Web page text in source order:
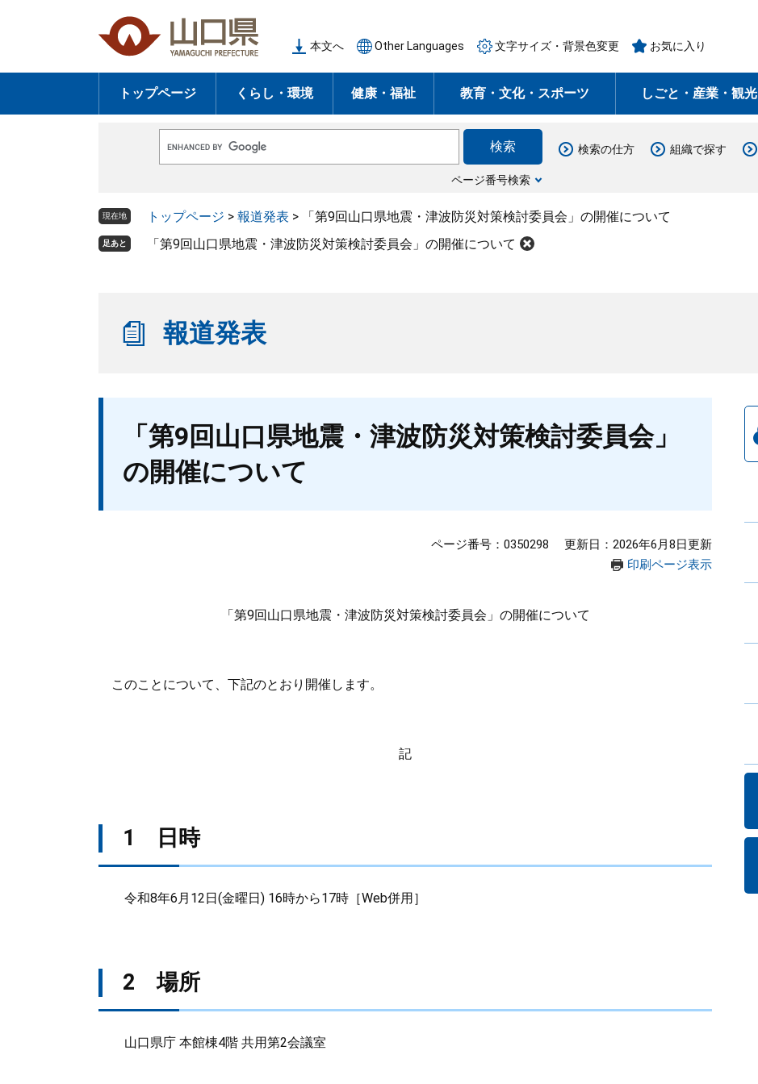
の
頭
ー
飛
本文へ Other Languages 文字サイズ・背景色変更 お気に入り
トップページ くらし・環境 健康・福祉 教育・文化・スポーツ しごと・産業・観光
o
e
ス
ページ番号検索
検索の仕方 組織で探す
現在地 トップページ > 報道発表 > 「第9回山口県地震・津波防災対策検討委員会」の開催について
足あと 「第9回山口県地震・津波防災対策検討委員会」の開催について
報道発表
「第9回山口県地震・津波防災対策検討委員会」
の開催について
ページ番号：0350298
更新日：2026年6月8日更新
印刷ページ表示
「第9回山口県地震・津波防災対策検討委員会」の開催について
このことについて、下記のとおり開催します。
記
1 日時
令和8年6月12日(金曜日) 16時から17時［Web併用］
2 場所
山口県庁 本館棟4階 共用第2会議室